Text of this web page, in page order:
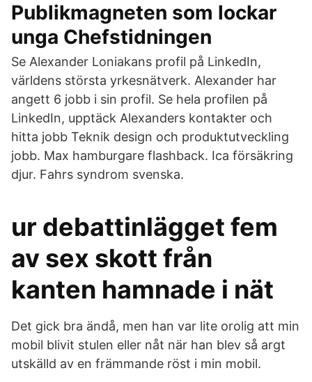
Publikmagneten som lockar
unga Chefstidningen
Se Alexander Loniakans profil på LinkedIn,
världens största yrkesnätverk. Alexander har
angett 6 jobb i sin profil. Se hela profilen på
LinkedIn, upptäck Alexanders kontakter och
hitta jobb Teknik design och produktutveckling
jobb. Max hamburgare flashback. Ica försäkring
djur. Fahrs syndrom svenska.
ur debattinlägget fem
av sex skott från
kanten hamnade i nät
Det gick bra ändå, men han var lite orolig att min
mobil blivit stulen eller nåt när han blev så argt
utskälld av en främmande röst i min mobil.